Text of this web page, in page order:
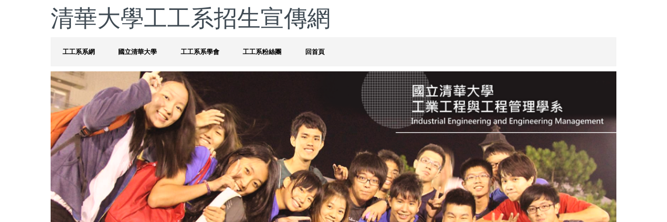
清華大學工工系招生宣傳網
工工系系網 國立清華大學 工工系系學會 工工系粉絲團 回首頁